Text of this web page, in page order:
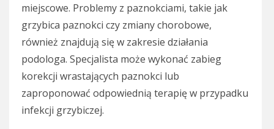
miejscowe. Problemy z paznokciami, takie jak
grzybica paznokci czy zmiany chorobowe,
również znajdują się w zakresie działania
podologa. Specjalista może wykonać zabieg
korekcji wrastających paznokci lub
zaproponować odpowiednią terapię w przypadku
infekcji grzybiczej.